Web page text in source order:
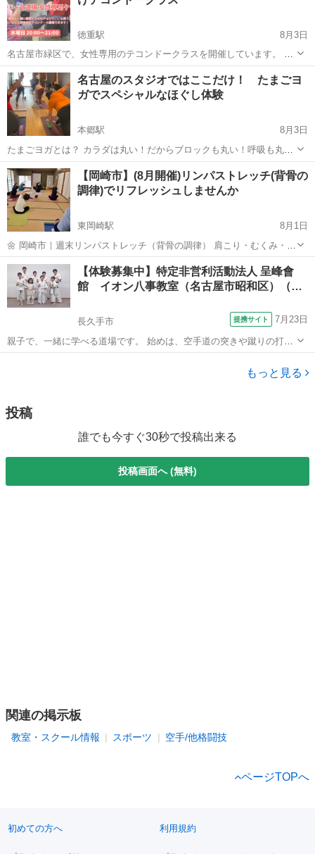
徳重駅
8月3日
名古屋市緑区で、女性専用のテコンドークラスを開催しています。 格
闘技の試合を目指すクラスではなく、ミットを蹴ったり、基本動作や
ストレッチを行ったりしながら、楽しく身体を動かすクラスです。 参
加者の多くは未経験から...
愛知 名古屋市 徳重駅 空手/他格闘技
名古屋のスタジオではここだけ！ たまごヨ
ガでスペシャルなほぐし体験
本郷駅
8月3日
たまごヨガとは？ カラダは丸い！だからブロックも丸い！呼吸も丸く
♡自分に丸を♡ カラダのカーブに沿ったたまごブロックを使用し、 ゆ
ったりと背骨のほぐしからスタートします。 デスクワークで頑張って
い...
愛知 名古屋市 本郷駅 ヨガ スタジオ
【岡崎市】(8月開催)リンパストレッチ(背骨の
調律)でリフレッシュしませんか
東岡崎駅
8月1日
🌼 岡崎市｜週末リンパストレッチ（背骨の調律） 肩こり・むくみ・冷
えやすさ…気になっていませんか。 ゆっくり体をほぐして、ふわっと
軽くなる時間をご一緒しませんか。 ✨ こんな方に ・むくみ改善 ・骨
盤のゆがみが気になる ...
愛知 名古屋市 東岡崎駅 スポーツ リンパ
【体験募集中】特定非営利活動法人 呈峰會
館 イオン八事教室（名古屋市昭和区）（…
長久手市 提携サイト 7月23日
親子で、一緒に学べる道場です。 始めは、空手道の突きや蹴りの打撃
を重視した基本技を稽古し、レベルアップしたところで、投げや小太
刀を使って相手を制圧する組討道の技を習得していきます。防具を着
もっと見る
投稿
誰でも今すぐ30秒で投稿出来る
投稿画面へ (無料)
関連の掲示板
教室・スクール情報 スポーツ 空手/他格闘技
ページTOPへ
初めての方へ 利用規約